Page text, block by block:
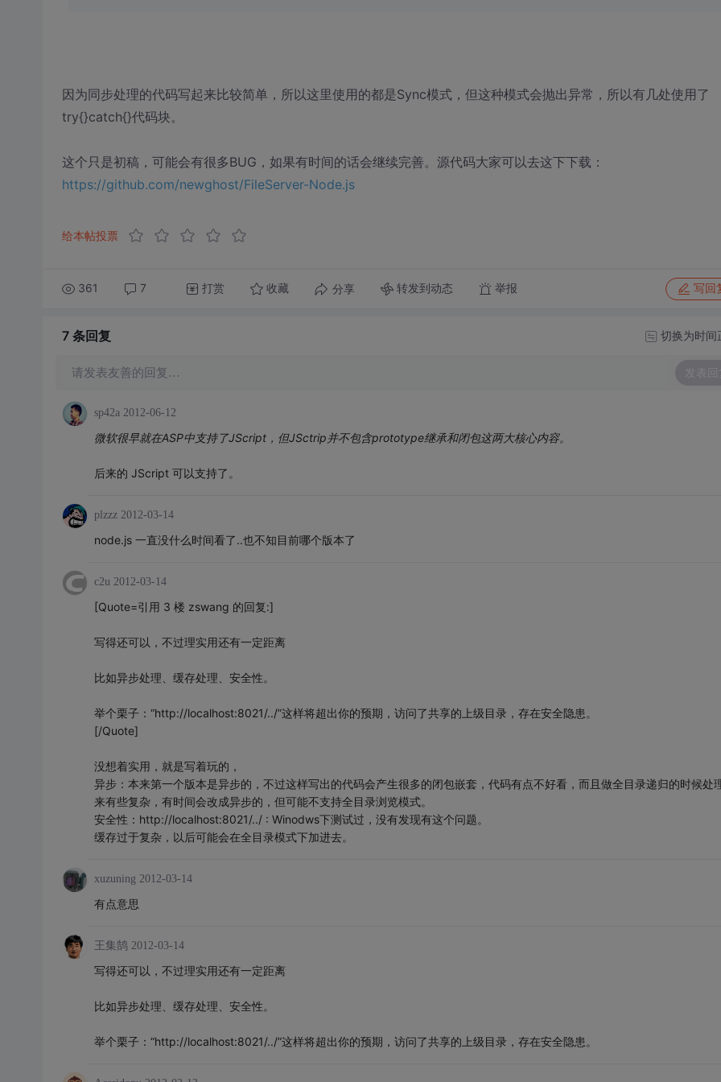
因为同步处理的代码写起来比较简单，所以这里使用的都是Sync模式，但这种模式会抛出异常，所以有几处使用了
try{}catch{}代码块。
这个只是初稿，可能会有很多BUG，如果有时间的话会继续完善。源代码大家可以去这下下载：
https://github.com/newghost/FileServer-Node.js
给本帖投票
361 7 打赏 收藏 分享 转发到动态 举报 写回
7 条回复 切换为时间
请发表友善的回复… 发表回
sp42a 2012-06-12
微软很早就在ASP中支持了JScript，但JSctrip并不包含prototype继承和闭包这两大核心内容。
后来的 JScript 可以支持了。
plzzz 2012-03-14
node.js 一直没什么时间看了..也不知目前哪个版本了
c2u 2012-03-14
[Quote=引用 3 楼 zswang 的回复:]
写得还可以，不过理实用还有一定距离
比如异步处理、缓存处理、安全性。
举个栗子：“http://localhost:8021/../”这样将超出你的预期，访问了共享的上级目录，存在安全隐患。
[/Quote]
没想着实用，就是写着玩的，
异步：本来第一个版本是异步的，不过这样写出的代码会产生很多的闭包嵌套，代码有点不好看，而且做全目录递归的时候处
来有些复杂，有时间会改成异步的，但可能不支持全目录浏览模式。
安全性：http://localhost:8021/../ : Winodws下测试过，没有发现有这个问题。
缓存过于复杂，以后可能会在全目录模式下加进去。
xuzuning 2012-03-14
有点意思
王集鹄 2012-03-14
写得还可以，不过理实用还有一定距离
比如异步处理、缓存处理、安全性。
举个栗子：“http://localhost:8021/../”这样将超出你的预期，访问了共享的上级目录，存在安全隐患。